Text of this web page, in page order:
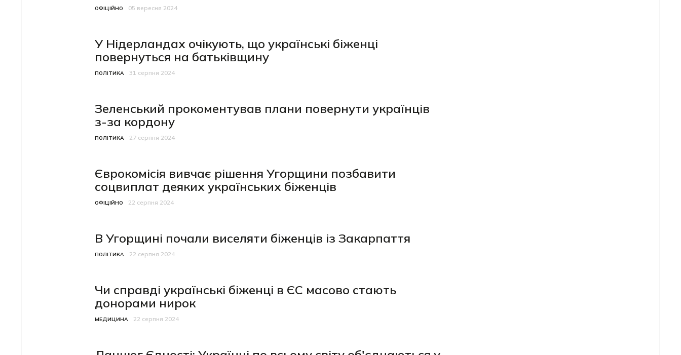
Категорія
ОФІЦІЙНО
Дата публікації
05 вересня 2024
У Нідерландах очікують, що українські біженці
повернуться на батьківщину
Категорія
ПОЛІТИКА
Дата публікації
31 серпня 2024
Зеленський прокоментував плани повернути українців
з-за кордону
Категорія
ПОЛІТИКА
Дата публікації
27 серпня 2024
Єврокомісія вивчає рішення Угорщини позбавити
соцвиплат деяких українських біженців
Категорія
ОФІЦІЙНО
Дата публікації
22 серпня 2024
В Угорщині почали виселяти біженців із Закарпаття
Категорія
ПОЛІТИКА
Дата публікації
22 серпня 2024
Чи справді українські біженці в ЄС масово стають
донорами нирок
Категорія
МЕДИЦИНА
Дата публікації
22 серпня 2024